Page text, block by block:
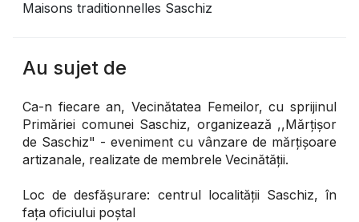
Maisons traditionnelles Saschiz
Au sujet de
Ca-n fiecare an, Vecinătatea Femeilor, cu sprijinul
Primăriei comunei Saschiz, organizează ,,Mărțișor
de Saschiz" - eveniment cu vânzare de mărțișoare
artizanale, realizate de membrele Vecinătății.
Loc de desfășurare: centrul localității Saschiz, în
fața oficiului poștal